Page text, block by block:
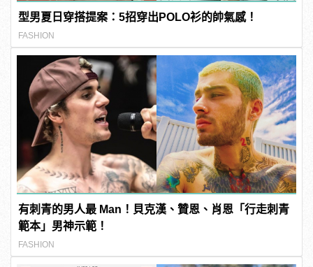
型男夏日穿搭提案：5招穿出POLO衫的帥氣感！
FASHION
有刺青的男人最 Man！貝克漢、贊恩、肖恩「行走刺青
範本」男神示範！
FASHION